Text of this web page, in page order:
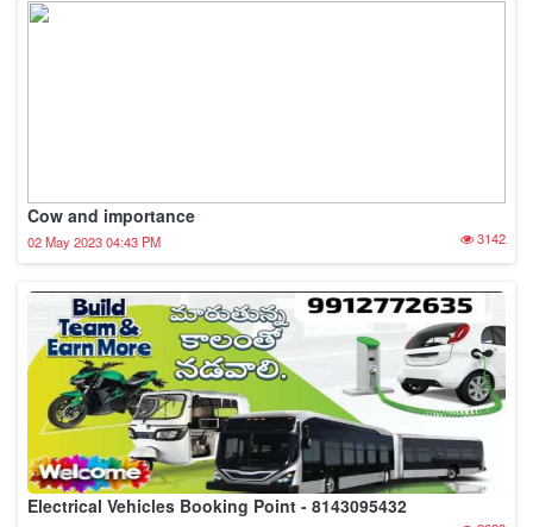
Cow and importance
02 May 2023 04:43 PM 3142
Electrical Vehicles Booking Point - 8143095432